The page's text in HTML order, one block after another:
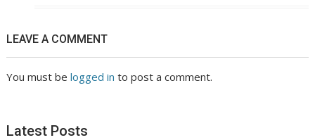
LEAVE A COMMENT
You must belogged in to post a comment.
Latest Posts